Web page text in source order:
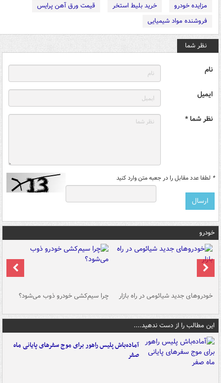
مزایده خودرو
خرید بلیط استخر
قیمت ورق آهن پرایس
فروشنده مواد شیمیایی
نظر شما
نام
ایمیل
نظر شما *
* لطفا عدد مقابل را در جعبه متن وارد کنید
خودرو
خودروهای جدید شیائومی در راه بازار چرا سیم‌کشی خودرو ذوب می‌شود؟
این مطالب را از دست ندهید....
آماده‌باش پلیس راهور برای موج سفرهای پایانی ماه
صفر